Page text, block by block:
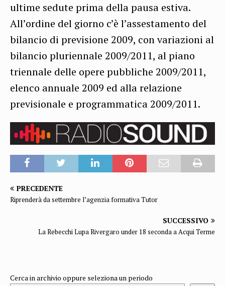
ultime sedute prima della pausa estiva.
All’ordine del giorno c’è l’assestamento del
bilancio di previsione 2009, con variazioni al
bilancio pluriennale 2009/2011, al piano
triennale delle opere pubbliche 2009/2011,
elenco annuale 2009 ed alla relazione
previsionale e programmatica 2009/2011.
PRECEDENTE
Riprenderà da settembre l’agenzia formativa Tutor
SUCCESSIVO
La Rebecchi Lupa Rivergaro under 18 seconda a Acqui Terme
Cerca in archivio oppure seleziona un periodo